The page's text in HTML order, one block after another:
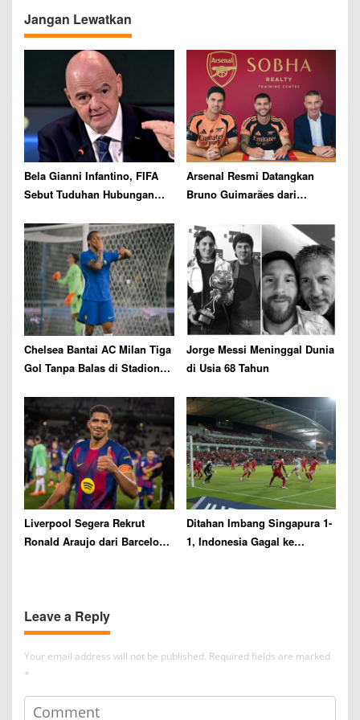
v
i
t
i
o
n
Jangan Lewatkan
Bela Gianni Infantino, FIFA
Sebut Tuduhan Hubungan
Sekali Tidak Benar
Arsenal Resmi Datangkan
Bruno Guimarães dari
Rp1,81 Triliun
Chelsea Bantai AC Milan Tiga
Gol Tanpa Balas di Stadion
Jorge Messi Meninggal Dunia
di Usia 68 Tahun
Liverpool Segera Rekrut
Ronald Araujo dari Barcelona
Ditahan Imbang Singapura 1-
1, Indonesia Gagal ke
Leave a Reply
Your email address will not be published. Required fields are marked
*